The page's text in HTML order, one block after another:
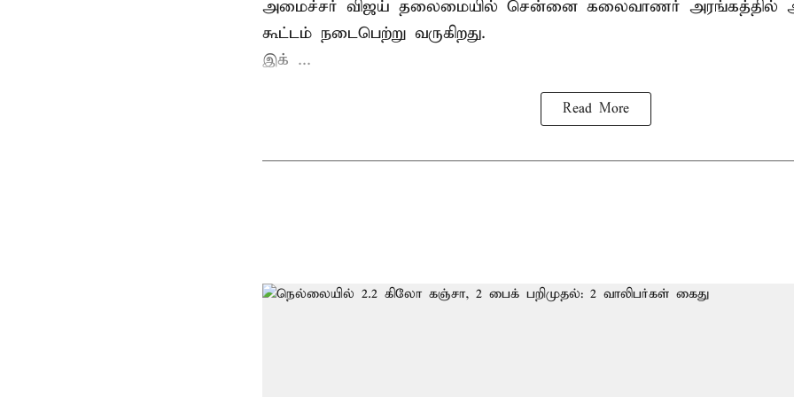
அமைச்சர் விஜய் தலைமையில் சென்னை கலைவாணர்
கூட்டம் நடைபெற்று வருகிறது.
இக் ...
Read More